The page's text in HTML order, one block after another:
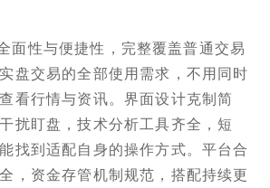
面性与便捷性，完整覆盖普通交易
盘交易的全部使用需求，不用同时
看行情与资讯。界面设计克制简
扰盯盘，技术分析工具齐全，短
找到适配自身的操作方式。平台合
，资金存管机制规范，搭配持续更